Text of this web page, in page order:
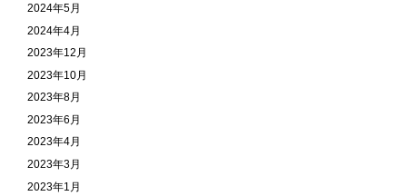
2024年5月
2024年4月
2023年12月
2023年10月
2023年8月
2023年6月
2023年4月
2023年3月
2023年1月